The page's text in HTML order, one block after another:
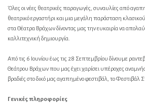
Όλες οι νέες θεατρικές παραγωγές, συναυλίες από
θεατρικό εργαστήρι και μια μεγάλη παράσταση
στα Θέατρα Βράχων δίνοντας μας την ευκαιρία να
καλλιτεχνική δημιουργία.
Από τις 6 Ιουνίου έως τις 28 Σεπτεμβρίου δίνουμε
Θεάτρου Βράχων που μας έχει χαρίσει υπέροχες
βραδιές στο δικό μας αγαπημένο φεστιβάλ, το Φεστιβάλ
Γενικές πληροφορίες